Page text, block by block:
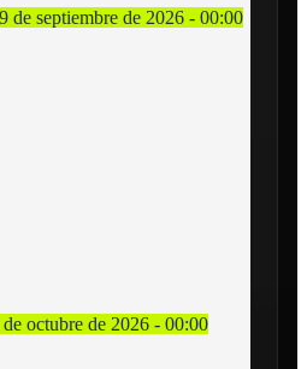
de septiembre de 2026 - 00:00
de octubre de 2026 - 00:00